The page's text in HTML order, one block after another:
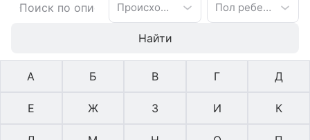
Происхождение имени Пол ребенка
Найти
А Б В Г Д
Е Ж З И К